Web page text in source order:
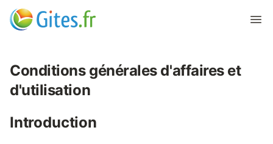
Conditions générales d'affaires et
d'utilisation
Introduction